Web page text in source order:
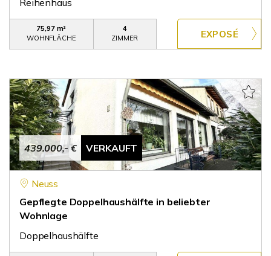
Reihenhaus
75,97 m²
WOHNFLÄCHE
4
ZIMMER
439.000,- € VERKAUFT
Neuss
Gepflegte Doppelhaushälfte in beliebter
Wohnlage
Doppelhaushälfte